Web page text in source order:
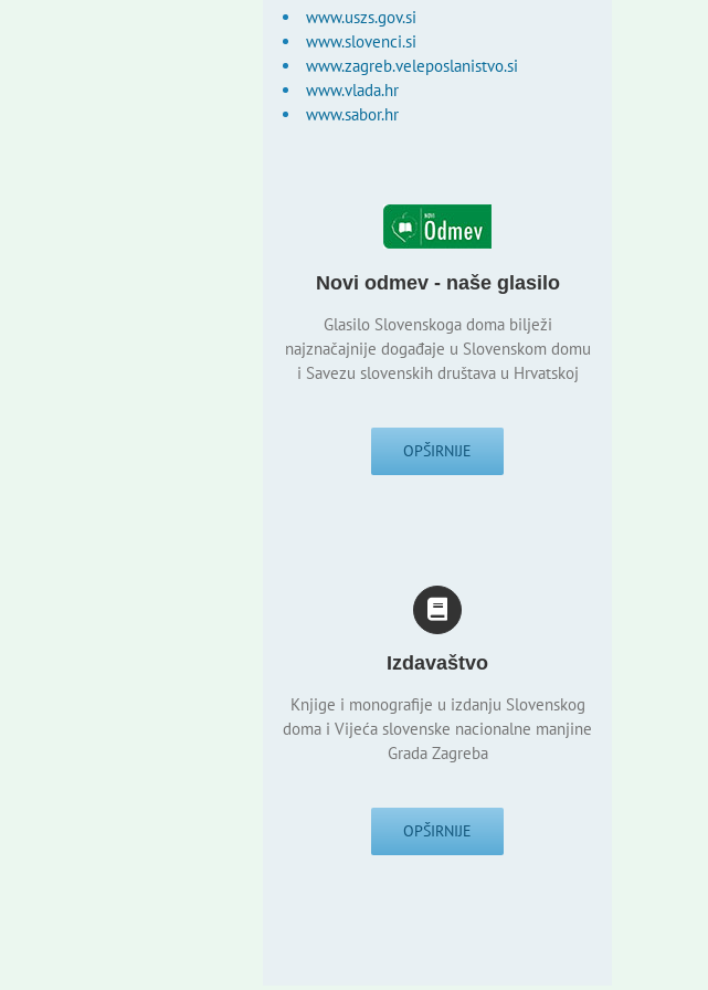
www.uszs.gov.si
www.slovenci.si
www.zagreb.veleposlanistvo.si
www.vlada.hr
www.sabor.hr
Novi odmev - naše glasilo
Glasilo Slovenskoga doma bilježi
najznačajnije događaje u Slovenskom domu
i Savezu slovenskih društava u Hrvatskoj
OPŠIRNIJE
Izdavaštvo
Knjige i monografije u izdanju Slovenskog
doma i Vijeća slovenske nacionalne manjine
Grada Zagreba
OPŠIRNIJE